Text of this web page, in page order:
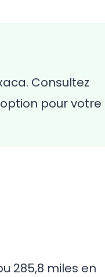
Consultez
pour votre
285,8 miles en